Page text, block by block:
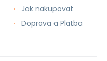
Jak nakupovat
Doprava a Platba